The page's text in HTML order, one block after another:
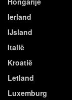
Ierland
IJsland
Italië
Kroatië
Letland
Luxemburg